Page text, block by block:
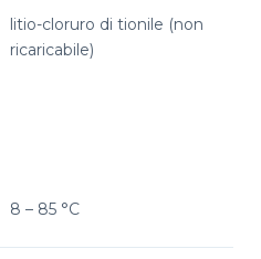
litio-cloruro di tionile (non
ricaricabile)
8 – 85 °C